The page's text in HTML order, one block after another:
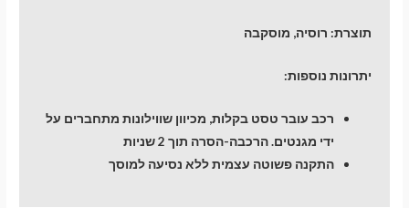
תוצרת: רוסיה, מוסקבה
יתרונות נוספות:
רכב עובר טסט בקלות, מכיוון שווילונות מתחברים על
ידי מגנטים. הרכבה-הסרה תוך 2 שניות
התקנה פשוטה עצמית ללא נסיעה למוסך